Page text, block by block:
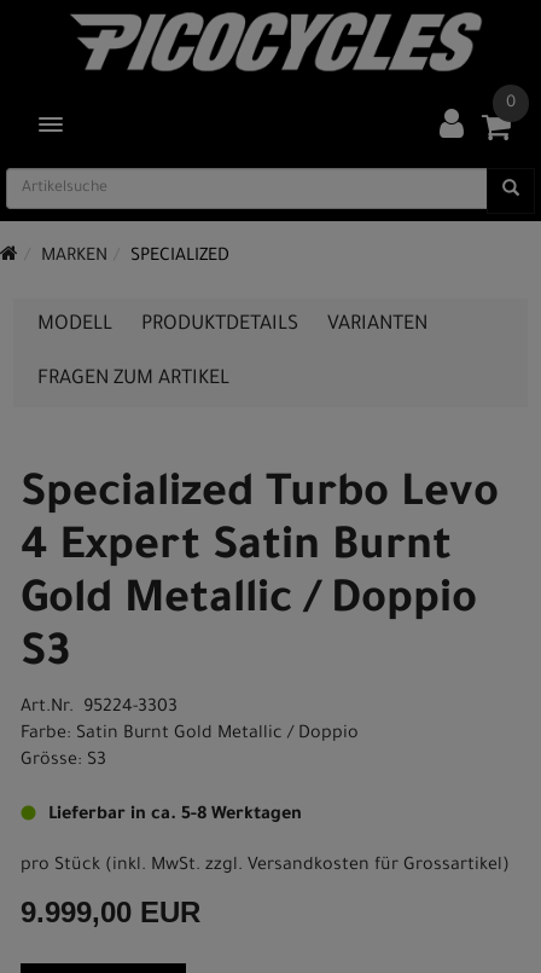
TOGGLE NAVIGATION
0
MARKEN SPECIALIZED
MODELL PRODUKTDETAILS VARIANTEN
FRAGEN ZUM ARTIKEL
Specialized Turbo Levo
4 Expert Satin Burnt
Gold Metallic / Doppio
S3
Art.Nr. 95224-3303
Farbe: Satin Burnt Gold Metallic / Doppio
Grösse: S3
Lieferbar in ca. 5-8 Werktagen
pro Stück (inkl. MwSt. zzgl. Versandkosten für Grossartikel)
9.999,00 EUR